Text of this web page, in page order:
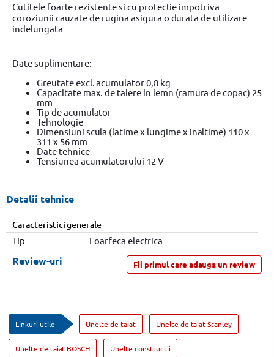
Cutitele foarte rezistente si cu protectie impotriva
coroziunii cauzate de rugina asigura o durata de utilizare
indelungata
Date suplimentare:
Greutate excl. acumulator 0,8 kg
Capacitate max. de taiere in lemn (ramura de copac) 25
mm
Tip de acumulator
Tehnologie
Dimensiuni scula (latime x lungime x inaltime) 110 x
311 x 56 mm
Date tehnice
Tensiunea acumulatorului 12 V
Detalii tehnice
Caracteristici generale
Tip
Foarfeca electrica
Fii primul care adauga un review
Review-uri
Linkuri utile Unelte de taiat Unelte de taiat Stanley
Unelte de taiat BOSCH Unelte constructii